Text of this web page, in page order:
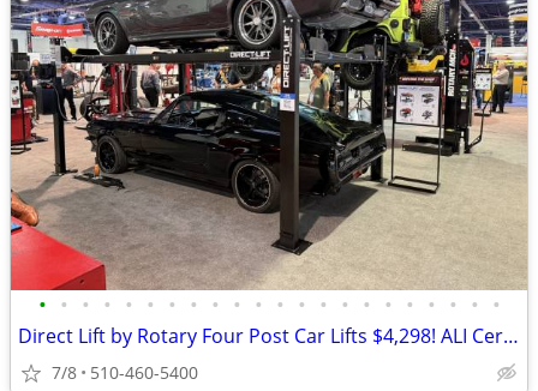
• • • • • • • • • • • • • • • • • • • • • •
Direct Lift by Rotary Four Post Car Lifts $4,298! ALI Certified!
7/8 510-460-5400